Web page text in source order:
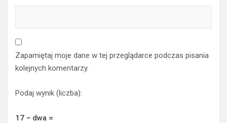
Zapamiętaj moje dane w tej przeglądarce podczas pisania
kolejnych komentarzy.
Podaj wynik (liczba):
17 − dwa =